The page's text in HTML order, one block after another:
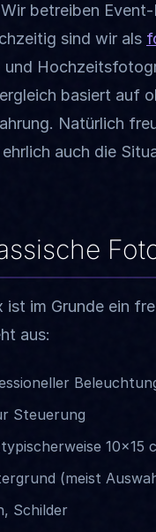
Wir betreiben
sind wir als
und
basiert
Natürlich
auch die
ist im Grunde ein
aus:
Steuerung
10×15
(meist
Schilder